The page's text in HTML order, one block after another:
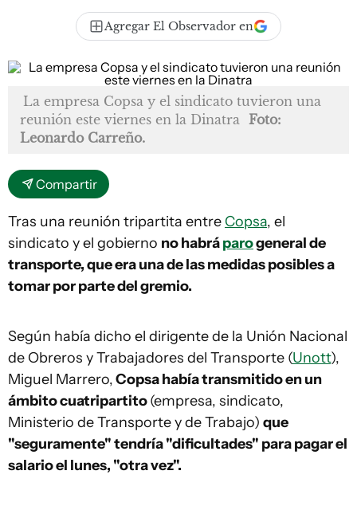
Agregar El Observador en
La empresa Copsa y el sindicato tuvieron una
reunión este viernes en la Dinatra Foto:
Leonardo Carreño.
Compartir
Tras una reunión tripartita entre Copsa, el
sindicato y el gobierno no habráparogeneral de
transporte, que era una de las medidas posibles a
tomar por parte del gremio.
Según había dicho el dirigente de la Unión Nacional
de Obreros y Trabajadores del Transporte (Unott),
Miguel Marrero,Copsa había transmitido en un
ámbito cuatripartito(empresa, sindicato,
Ministerio de Transporte y de Trabajo) que
"seguramente" tendría "dificultades" para pagar el
salario el lunes, "otra vez".